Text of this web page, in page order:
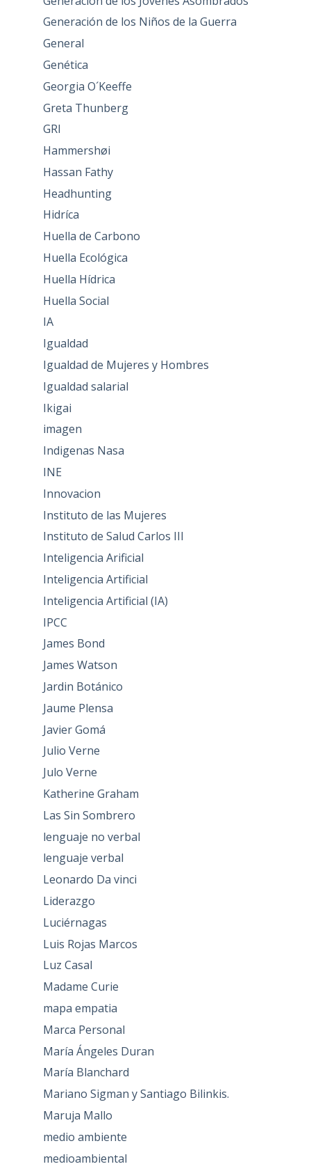
Generación de los Niños de la Guerra
General
Genética
Georgia O´Keeffe
Greta Thunberg
GRI
Hammershøi
Hassan Fathy
Headhunting
Hidríca
Huella de Carbono
Huella Ecológica
Huella Hídrica
Huella Social
IA
Igualdad
Igualdad de Mujeres y Hombres
Igualdad salarial
Ikigai
imagen
Indigenas Nasa
INE
Innovacion
Instituto de las Mujeres
Instituto de Salud Carlos III
Inteligencia Arificial
Inteligencia Artificial
Inteligencia Artificial (IA)
IPCC
James Bond
James Watson
Jardin Botánico
Jaume Plensa
Javier Gomá
Julio Verne
Julo Verne
Katherine Graham
Las Sin Sombrero
lenguaje no verbal
lenguaje verbal
Leonardo Da vinci
Liderazgo
Luciérnagas
Luis Rojas Marcos
Luz Casal
Madame Curie
mapa empatia
Marca Personal
María Ángeles Duran
María Blanchard
Mariano Sigman y Santiago Bilinkis.
Maruja Mallo
medio ambiente
medioambiental